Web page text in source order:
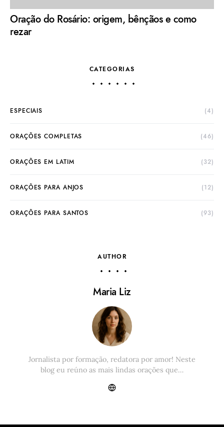
Oração do Rosário: origem, bênçãos e como
rezar
CATEGORIAS
ESPECIAIS (4)
ORAÇÕES COMPLETAS (46)
ORAÇÕES EM LATIM (32)
ORAÇÕES PARA ANJOS (12)
ORAÇÕES PARA SANTOS (93)
AUTHOR
Maria Liz
Jornalista por formação, redatora por amor! Neste
blog eu reúno as mais lindas orações que…